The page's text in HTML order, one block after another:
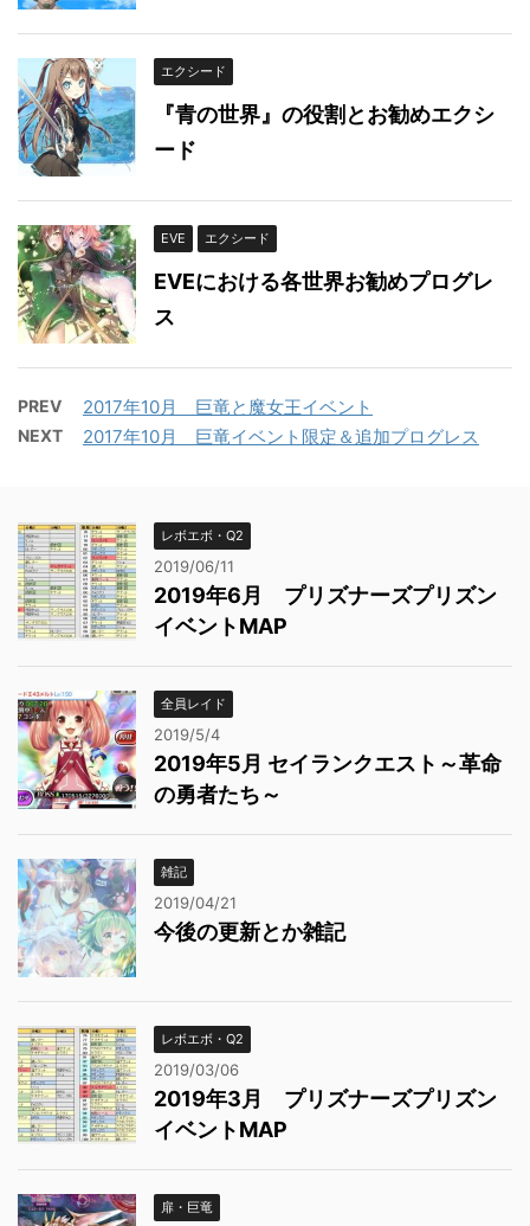
エクシード
『青の世界』の役割とお勧めエクシ
ード
EVE エクシード
EVEにおける各世界お勧めプログレ
ス
PREV 2017年10月 巨竜と魔女王イベント
NEXT 2017年10月 巨竜イベント限定＆追加プログレス
レボエボ・Q2
2019/06/11
2019年6月 プリズナーズプリズン
イベントMAP
全員レイド
2019/5/4
2019年5月 セイランクエスト～革命
の勇者たち～
雑記
2019/04/21
今後の更新とか雑記
レボエボ・Q2
2019/03/06
2019年3月 プリズナーズプリズン
イベントMAP
扉・巨竜